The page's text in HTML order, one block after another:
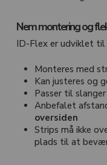
Nem montering og
ID-Flex er udviklet til
Monteres med
Kan justeres og
Passer til
Anbefalet
oversiden
Strips må ikke
plads til at